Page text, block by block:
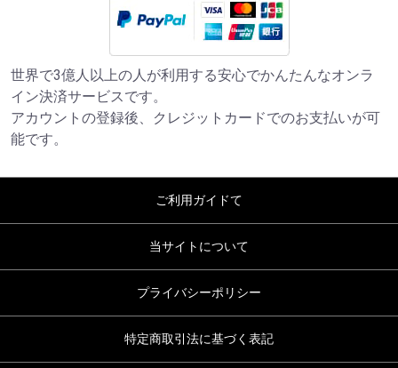
世界で3億人以上の人が利用する安心でかんたんなオンラ
イン決済サービスです。
アカウントの登録後、クレジットカードでのお支払いが可
能です。
ご利用ガイドて
当サイトについて
プライバシーポリシー
特定商取引法に基づく表記